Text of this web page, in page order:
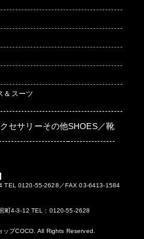
＆スーツ
セサリーその他SHOES／靴
TEL 0120-55-2628／FAX 03-6413-1584
町4-3-12 TEL：0120-55-2628
ップCOCO. All Rights Reserved.